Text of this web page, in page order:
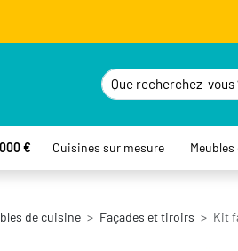
€ Cuisines sur mesure
de cuisine Façades et tiroirs Kit